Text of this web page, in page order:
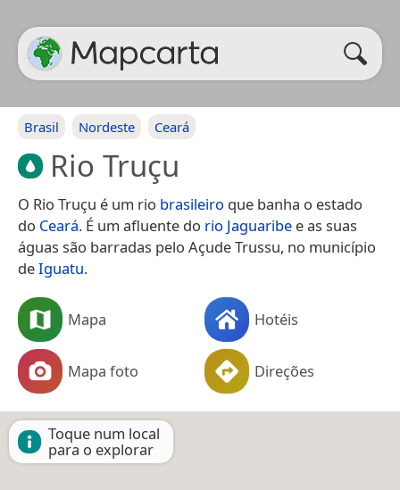
Brasil Nordeste Ceará
Rio Truçu
O Rio Truçu é um rio brasileiro que banha o estado
do Ceará. É um afluente do rio Jaguaribe e as suas
águas são barradas pelo Açude Trussu, no município
deIguatu.
Mapa Hotéis
Mapa foto Direções
Toque num local
para o explorar